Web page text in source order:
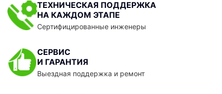
ТЕХНИЧЕСКАЯ ПОДДЕРЖКА
НА КАЖДОМ ЭТАПЕ
Сертифицированные инженеры
СЕРВИС
И ГАРАНТИЯ
Выездная поддержка и ремонт